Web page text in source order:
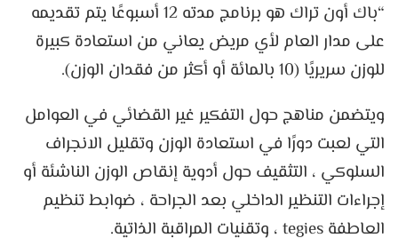
“باك أون تراك هو برنامج مدته 12 أسبوعًا يتم تقديمه
على مدار العام لأي مريض يعاني من استعادة كبيرة
للوزن سريريًا (10 بالمائة أو أكثر من فقدان الوزن).
ويتضمن مناهج حول التفكير غير القضائي في العوامل
التي لعبت دورًا في استعادة الوزن وتقليل الانجراف
السلوكي ، التثقيف حول أدوية إنقاص الوزن الناشئة أو
إجراءات التنظير الداخلي بعد الجراحة ، ضوابط تنظيم
العاطفة tegies ، وتقنيات المراقبة الذاتية.